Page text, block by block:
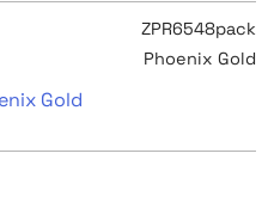
ZPR6548pack
Phoenix Gold
Gold